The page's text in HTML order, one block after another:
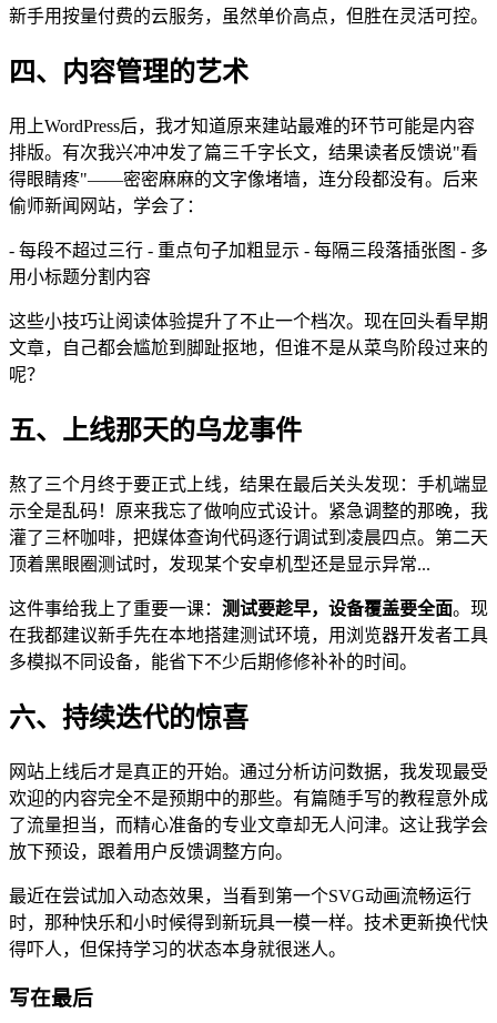
新手用按量付费的云服务，虽然单价高点，但胜在灵活可控。
四、内容管理的艺术
用上WordPress后，我才知道原来建站最难的环节可能是内容
排版。有次我兴冲冲发了篇三千字长文，结果读者反馈说"看
得眼睛疼"——密密麻麻的文字像堵墙，连分段都没有。后来
偷师新闻网站，学会了：
- 每段不超过三行 - 重点句子加粗显示 - 每隔三段落插张图 - 多
用小标题分割内容
这些小技巧让阅读体验提升了不止一个档次。现在回头看早期
文章，自己都会尴尬到脚趾抠地，但谁不是从菜鸟阶段过来的
呢？
五、上线那天的乌龙事件
熬了三个月终于要正式上线，结果在最后关头发现：手机端显
示全是乱码！原来我忘了做响应式设计。紧急调整的那晚，我
灌了三杯咖啡，把媒体查询代码逐行调试到凌晨四点。第二天
顶着黑眼圈测试时，发现某个安卓机型还是显示异常...
这件事给我上了重要一课： 测试要趁早，设备覆盖要全面。现
在我都建议新手先在本地搭建测试环境，用浏览器开发者工具
多模拟不同设备，能省下不少后期修修补补的时间。
六、持续迭代的惊喜
网站上线后才是真正的开始。通过分析访问数据，我发现最受
欢迎的内容完全不是预期中的那些。有篇随手写的教程意外成
了流量担当，而精心准备的专业文章却无人问津。这让我学会
放下预设，跟着用户反馈调整方向。
最近在尝试加入动态效果，当看到第一个SVG动画流畅运行
时，那种快乐和小时候得到新玩具一模一样。技术更新换代快
得吓人，但保持学习的状态本身就很迷人。
写在最后